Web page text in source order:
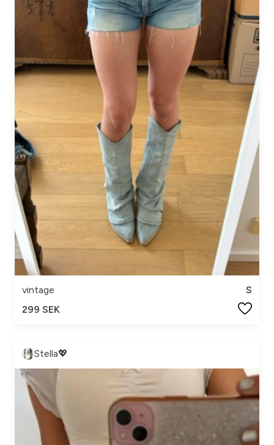
vintage
S
299 SEK
Stella💖